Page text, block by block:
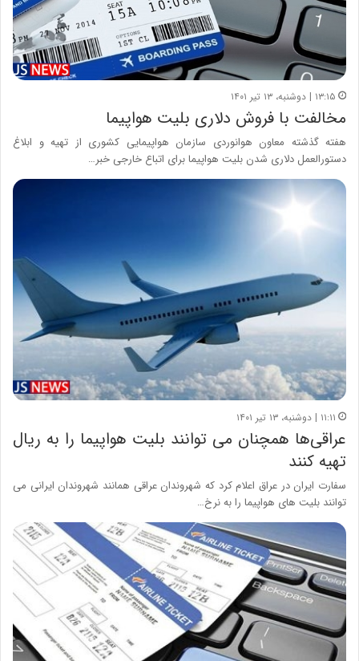
۱۳:۱۵ | دوشنبه، ۱۳ تیر ۱۴۰۱
مخالفت با فروش دلاری بلیت هواپیما
هفته گذشته معاون هوانوردی سازمان هواپیمایی کشوری از تهیه و ابلاغ
دستورالعمل دلاری شدن بلیت هواپیما برای اتباع خارجی خبر…
۱۱:۱۱ | دوشنبه، ۱۳ تیر ۱۴۰۱
عراقی‌ها همچنان می توانند بلیت هواپیما را به ریال
تهیه کنند
سفارت ایران در عراق اعلام کرد که شهروندان عراقی همانند شهروندان ایرانی می
توانند بلیت های هواپیما را به نرخ…